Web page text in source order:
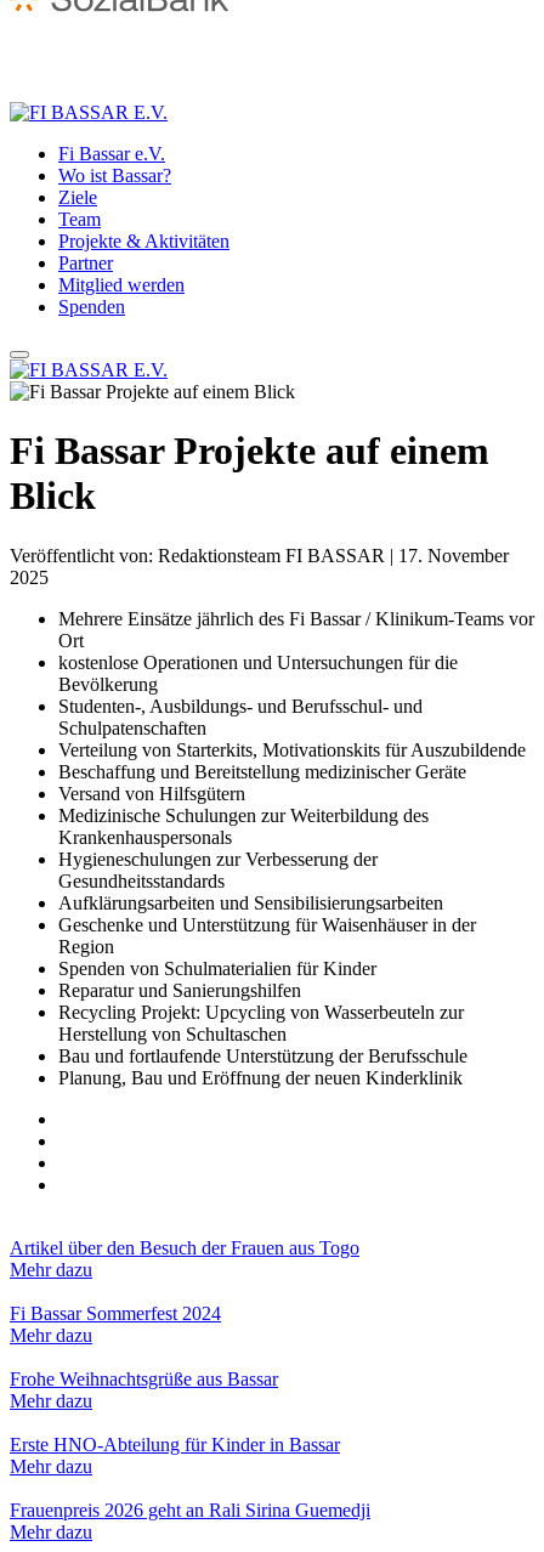
Fi Bassar e.V.
Wo ist Bassar?
Ziele
Team
Projekte & Aktivitäten
Partner
Mitglied werden
Spenden
Fi Bassar Projekte auf einem
Blick
Veröffentlicht von: Redaktionsteam FI BASSAR | 17. November
2025
Mehrere Einsätze jährlich des Fi Bassar / Klinikum-Teams vor
Ort
kostenlose Operationen und Untersuchungen für die
Bevölkerung
Studenten-, Ausbildungs- und Berufsschul- und
Schulpatenschaften
Verteilung von Starterkits, Motivationskits für Auszubildende
Beschaffung und Bereitstellung medizinischer Geräte
Versand von Hilfsgütern
Medizinische Schulungen zur Weiterbildung des
Krankenhauspersonals
Hygieneschulungen zur Verbesserung der
Gesundheitsstandards
Aufklärungsarbeiten und Sensibilisierungsarbeiten
Geschenke und Unterstützung für Waisenhäuser in der
Region
Spenden von Schulmaterialien für Kinder
Reparatur und Sanierungshilfen
Recycling Projekt: Upcycling von Wasserbeuteln zur
Herstellung von Schultaschen
Bau und fortlaufende Unterstützung der Berufsschule
Planung, Bau und Eröffnung der neuen Kinderklinik
Artikel über den Besuch der Frauen aus Togo
Mehr dazu
Fi Bassar Sommerfest 2024
Mehr dazu
Frohe Weihnachtsgrüße aus Bassar
Mehr dazu
Erste HNO-Abteilung für Kinder in Bassar
Mehr dazu
Frauenpreis 2026 geht an Rali Sirina Guemedji
Mehr dazu